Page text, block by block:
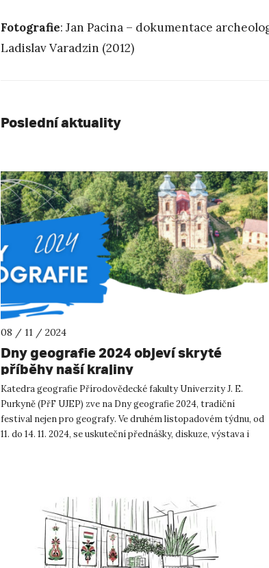
Fotografie: Jan Pacina – dokumentace
Ladislav Varadzin (2012)
Poslední aktuality
08 / 11 / 2024
Dny geografie 2024 objeví skryté
příběhy naší krajiny
Katedra geografie Přírodovědecké fakulty Univerzity J. E.
Purkyně (PřF UJEP) zve na Dny geografie 2024, tradiční
festival nejen pro geografy. Ve druhém listopadovém týdnu, od
11. do 14. 11. 2024, se uskuteční přednášky, diskuze, výstava i